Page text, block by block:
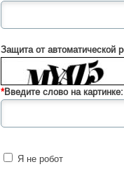
Защита от автоматической
*Введите слово на картинке:
Я не робот